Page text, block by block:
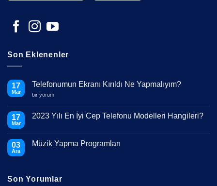
Son Eklenenler
17
Mar
Telefonumun Ekranı Kırıldı Ne Yapmalıyım?
Telefonumun
Ne
Yapmalıyım?
bir yorum
17
Mar
2023 Yılı En İyi Cep Telefonu Modelleri Hangileri?
Yılı
Modelleri
Hangileri?
03
Ara
Müzik Yapma Programları
Programları
Son Yorumlar